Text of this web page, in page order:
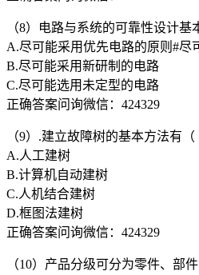
（8）电路与系统的可靠性设计基
A.尽可能采用优先电路的原则#尽
B.尽可能采用新研制的电路
C.尽可能选用未定型的电路
正确答案问询微信：424329
（9）.建立故障树的基本方法有（
A.人工建树
B.计算机自动建树
C.人机结合建树
D.框图法建树
正确答案问询微信：424329
（10）产品分级可分为零件、部